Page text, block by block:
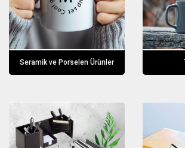
Seramik ve Porselen Ürünler